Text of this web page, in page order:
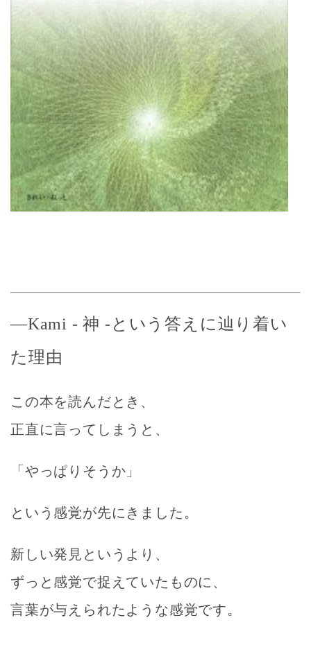
―Kami - 神 -という答えに辿り着い
た理由
この本を読んだとき、
正直に言ってしまうと、
「やっぱりそうか」
という感覚が先にきました。
新しい発見というより、
ずっと感覚で捉えていたものに、
言葉が与えられたような感覚です。